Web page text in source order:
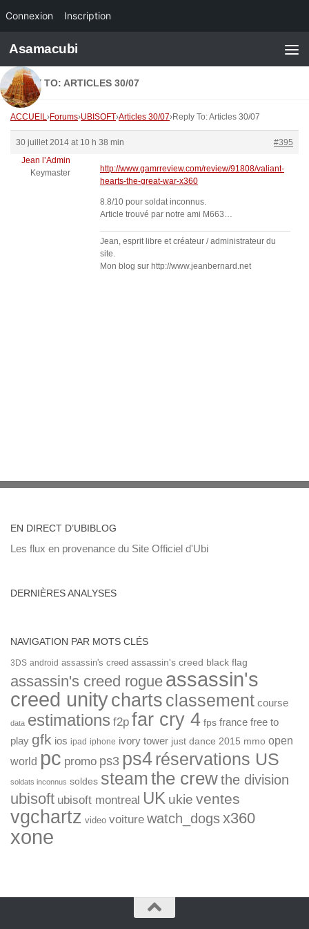
Connexion Inscription
Skip to content
Asamacubi
REPLY TO: ARTICLES 30/07
ACCUEIL›Forums›UBISOFT›Articles 30/07›Reply To: Articles 30/07
30 juillet 2014 at 10 h 38 min
#395
Jean l’Admin
Keymaster
http://www.gamrreview.com/review/91808/valiant-
hearts-the-great-war-x360
8.8/10 pour soldat inconnus.
Article trouvé par notre ami M663…
Jean, esprit libre et créateur / administrateur du
site.
Mon blog sur http://www.jeanbernard.net
EN DIRECT D’UBIBLOG
Les flux en provenance du Site Officiel d'Ubi
DERNIÈRES ANALYSES
NAVIGATION PAR MOTS CLÉS
3DS android assassin's creed assassin's creed black flag
assassin's creed rogue assassin's
creed unitycharts classement course
data estimations f2p far cry 4 fps france free to
play gfk ios ipad iphone ivory tower just dance 2015 mmo open
world pc promo ps3 ps4réservations US
soldats inconnus soldes steamthe crewthe division
ubisoft ubisoft montreal UK ukie ventes
vgchartz video voiture watch_dogsx360
xone